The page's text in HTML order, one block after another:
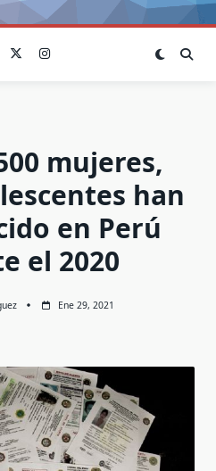
mujeres,
han
en Perú
el 2020
Ene 29, 2021